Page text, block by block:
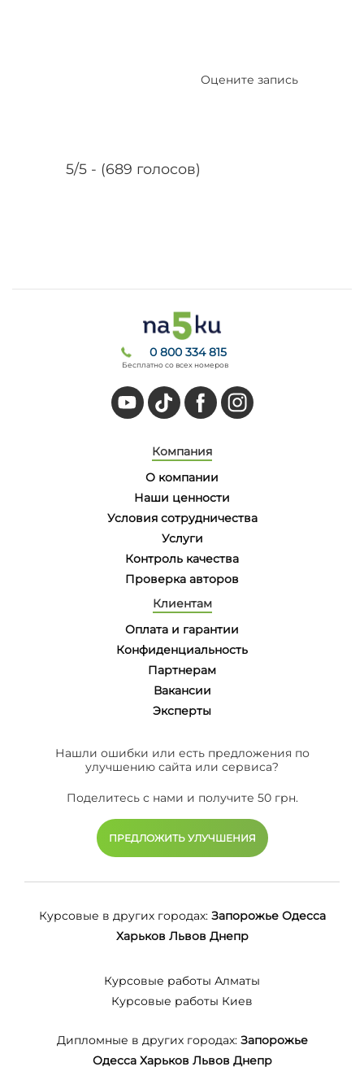
5/5 - (689 голосов)
Оцените запись
0 800 334 815
Бесплатно со всех номеров
Компания
О компании
Наши ценности
Условия сотрудничества
Услуги
Контроль качества
Проверка авторов
Клиентам
Оплата и гарантии
Конфиденциальность
Партнерам
Вакансии
Эксперты
Нашли ошибки или есть предложения по
улучшению сайта или сервиса?
Поделитесь с нами и получите 50 грн.
ПРЕДЛОЖИТЬ УЛУЧШЕНИЯ
Курсовые в других городах: Запорожье Одесса
Харьков Львов Днепр
Курсовые работы Алматы
Курсовые работы Киев
Дипломные в других городах: Запорожье
Одесса Харьков Львов Днепр